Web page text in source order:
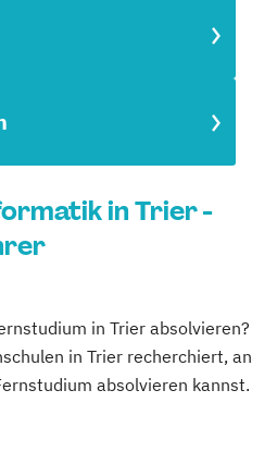
in Trier -
in Trier absolvieren?
in Trier recherchiert, an
absolvieren kannst.